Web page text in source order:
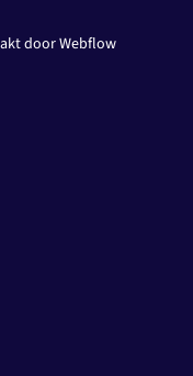
door Webflow